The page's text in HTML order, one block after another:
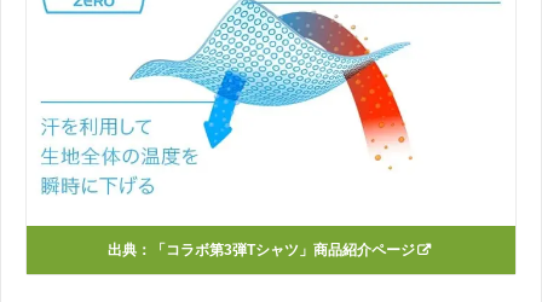
出典： 「コラボ第3弾Tシャツ」商品紹介ページ